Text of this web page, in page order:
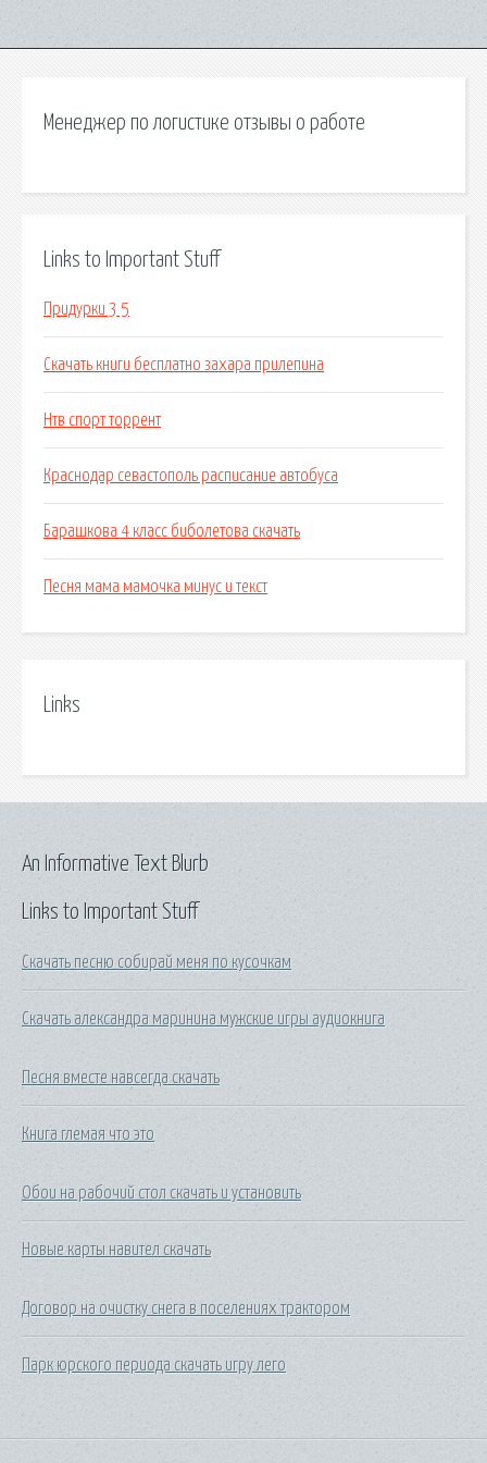
Менеджер по логистике отзывы о работе
Links to Important Stuff
Придурки 3 5
Скачать книги бесплатно захара прилепина
Нтв спорт торрент
Краснодар севастополь расписание автобуса
Барашкова 4 класс биболетова скачать
Песня мама мамочка минус и текст
Links
Links to Important Stuff
Скачать песню собирай меня по кусочкам
Скачать александра маринина мужские игры аудиокнига
Песня вместе навсегда скачать
Книга глемая что это
Обои на рабочий стол скачать и установить
Новые карты навител скачать
Договор на очистку снега в поселениях трактором
Парк юрского периода скачать игру лего
An Informative Text Blurb